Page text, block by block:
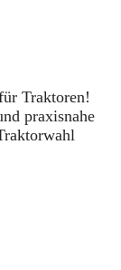
Traktoren!
praxisnahe